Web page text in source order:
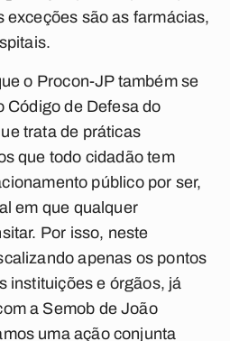
exceções são as farmácias,
o Procon-JP também se
Código de Defesa do
trata de práticas
que todo cidadão tem
público por ser,
em que qualquer
Por isso, neste
apenas os pontos
instituições e órgãos, já
a Semob de João
uma ação conjunta